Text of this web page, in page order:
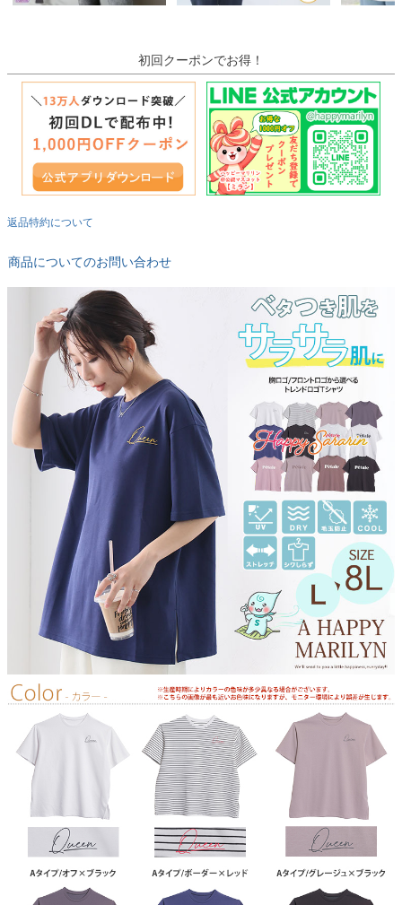
初回クーポンでお得！
返品特約について
商品についてのお問い合わせ